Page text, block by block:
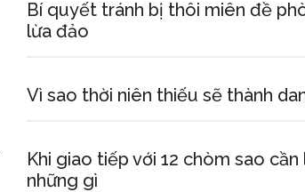
Bí quyết tránh bị thôi miên đề
lừa đảo
Vì sao thời niên thiếu sẽ thành
Khi giao tiếp với 12 chòm sao cần
những gì